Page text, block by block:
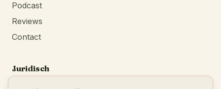
Podcast
Reviews
Contact
Juridisch